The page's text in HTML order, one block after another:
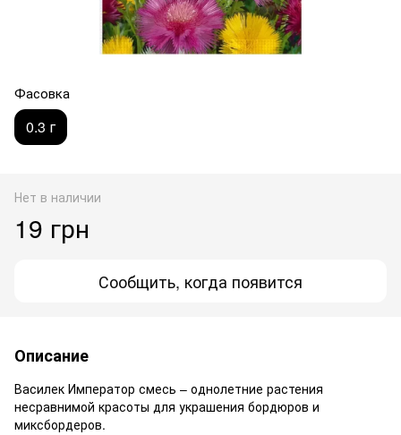
Фасовка
0.3 г
Нет в наличии
19 грн
Сообщить, когда появится
Описание
Василек Император смесь – однолетние растения
несравнимой красоты для украшения бордюров и
миксбордеров.